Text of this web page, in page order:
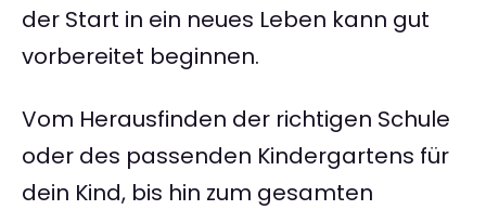
der Start in ein neues Leben kann gut
vorbereitet beginnen.
Vom Herausfinden der richtigen Schule
oder des passenden Kindergartens für
dein Kind, bis hin zum gesamten